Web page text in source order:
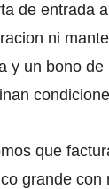
de entrada
ni
y un bono
que
grande